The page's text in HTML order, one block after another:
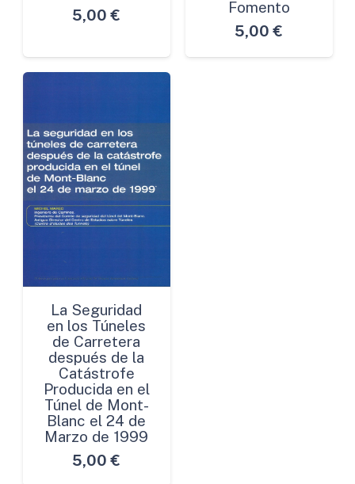
5,00 €
Fomento
5,00 €
La Seguridad
en los Túneles
de Carretera
después de la
Catástrofe
Producida en el
Túnel de Mont-
Blanc el 24 de
Marzo de 1999
5,00 €